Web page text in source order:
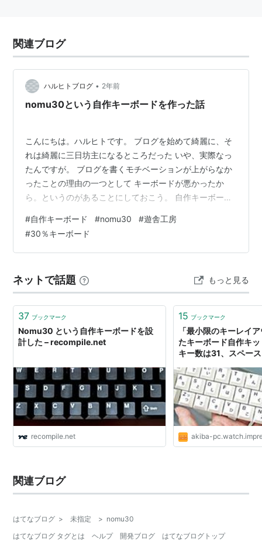
関連ブログ
ハルヒトブログ • 2年前
nomu30という自作キーボードを作った話
こんにちは。ハルヒトです。 ブログを始めて綺麗に、そ
れは綺麗に三日坊主になるところだった いや、実際なっ
たんですが。 ブログを書くモチベーションが上がらなか
ったことの理由の一つとして キーボードが悪かったか
ら。というのがあることにしておこう。 自作キーボード
ドを買い？作り？ました。 nomu30というキーボードな
んですが、 Amazonとかでただ買ったわけじゃありませ
ん。 なんとこれ自作キーボードというものでして パーツ
んです。 これが初体験ってわけでもなく以前にergo42と
いう分割キーボー…
#自作キーボード #nomu30 #遊舎工房
#30％キーボード
ネットで話題 もっと見る
37 ブックマーク
Nomu30 という自作キーボードを設
計した – recompile.net
recompile.net
15 ブックマーク
「最小限のキーレイ
たキーボード自作キ
キー数は31、スペー
akiba-
関連ブログ
はてなブログ > 未指定 > nomu30
はてなブログ タグとは
ヘルプ 開発ブログ はてなブログトップ